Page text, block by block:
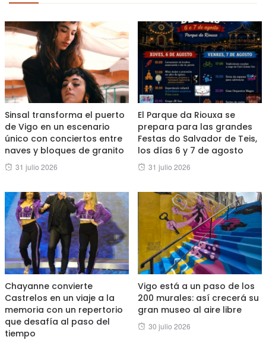
Sinsal transforma el puerto
de Vigo en un escenario
único con conciertos entre
naves y bloques de granito
Posted
31 julio 2026
El Parque da Riouxa se
prepara para las grandes
Festas do Salvador de Teis,
los días 6 y 7 de agosto
Posted
31 julio 2026
Chayanne convierte
Castrelos en un viaje a la
memoria con un repertorio
que desafía al paso del
tiempo
Vigo está a un paso de los
200 murales: así crecerá su
gran museo al aire libre
Posted
30 julio 2026